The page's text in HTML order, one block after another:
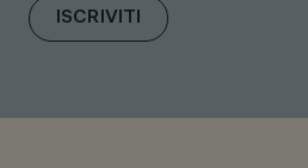
ISCRIVITI